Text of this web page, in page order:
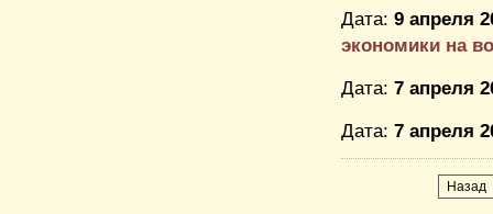
Дата: 9 апреля
экономики на
Дата: 7 апреля
Дата: 7 апреля
Назад